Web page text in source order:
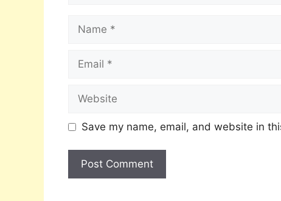
Save my name, email, and website in